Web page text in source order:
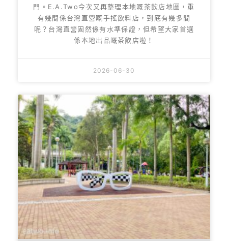
門。E.A.Two今次又再整理本地嘅茶飲店地圖，重
有幾間係台灣直營嘅手搖飲料店，到底有幾多間
呢？台灣直營固然係有水準保證，但希望大家首選
係本地出品嘅茶飲店啦！
2026-06-30